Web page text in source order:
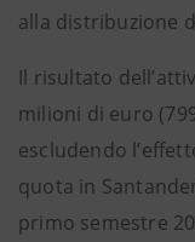
alla distribuzione
Il risultato
milioni di euro
escludendo
quota in
primo semestre